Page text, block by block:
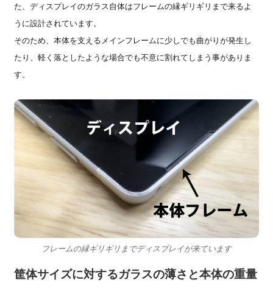
た、ディスプレイのガラス自体はフレームの縁ギリギリまで来るよ
うに設計されています。
そのため、本体を支えるメインフレームに少しでも曲がりが発生し
たり、軽く落としたような場合でも不意に割れてしまう事がありま
す。
フレームの縁ギリギリまでディスプレイが来ています
筐体サイズに対するガラスの薄さと本体の重量